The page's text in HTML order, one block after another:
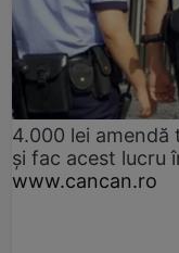
4.000 lei amendă
și fac acest lucru
www.cancan.ro